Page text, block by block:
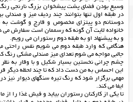
وسیع بودن فضای پشت پیشخوان بزرگ نارنجی
در طبقه اول تنها بتوانند چند ردیف میز و
دوستانم دو پیتزای مخصوص و قارچ و گوشت
و به پیشنهاد او به طبقه دوم رستوران می رویم.
هنگامی که وارد طبقه دوم می شویم نفس راحتی
جالبی مواجه می شوم تعدای میز صندلی مشکی رنگ
چشم چرانی نخستین بسیار شکیل و با وقار به
این احساس به من دست داد که تا چند لحظه دیگر
مهمی برگزار شود که رنگ تیره سنگهای دیوار
ایفا می کند.
تا یکی از کارکنان رستوران بیاید و فیش غذا را